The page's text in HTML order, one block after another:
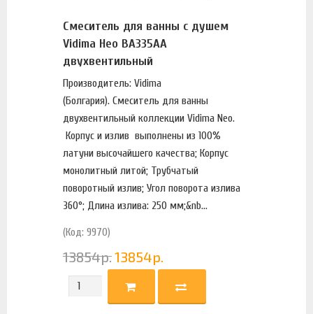
Смеситель для ванны с душем
Vidima Нео BA335AA
двухвентильный
Производитель: Vidima
(Болгария). Смеситель для ванны
двухвентильный коллекции Vidima Neo.
Корпус и излив выполнены из 100%
латуни высочайшего качества; Корпус
монолитный литой; Трубчатый
поворотный излив; Угол поворота излива
360°; Длина излива: 250 мм;&nb...
(Код: 9970)
13854р.13854р.